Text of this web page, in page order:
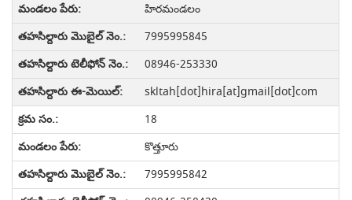
హిరమండలం
7995995845
08946-253330
skltah[dot]hira[at]gmail[dot]com
18
కొత్తూరు
7995995842